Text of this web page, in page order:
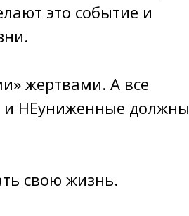
это событие и
жертвами. А все
и НЕуниженные должны
свою жизнь.